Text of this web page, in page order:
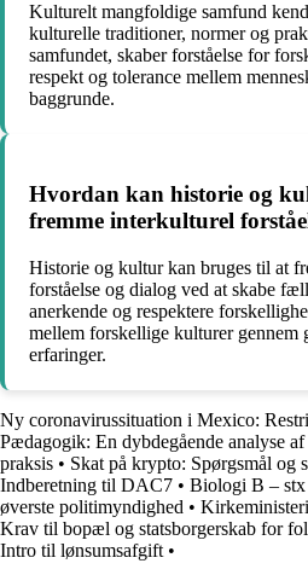
Kulturelt mangfoldige samfund
kulturelle traditioner, normer og
samfundet, skaber forståelse for
respekt og tolerance mellem
baggrunde.
Hvordan kan historie og
fremme interkulturel
Historie og kultur kan bruges til at
forståelse og dialog ved at skabe
anerkende og respektere
mellem forskellige kulturer
erfaringer.
Ny coronavirussituation i Mexico:
Pædagogik: En dybdegående analyse
praksis • Skat på krypto: Spørgsmål og
Indberetning til DAC7 • Biologi B – stx
øverste politimyndighed •
Krav til bopæl og statsborgerskab for
Intro til lønsumsafgift •